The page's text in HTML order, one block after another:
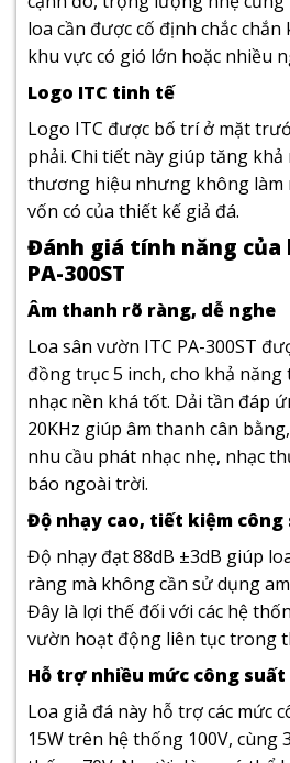
loa cần được cố định chắc
khu vực có gió lớn hoặc nhiều
Logo ITC tinh tế
Logo ITC được bố trí ở mặt
phải. Chi tiết này giúp tăng
thương hiệu nhưng không làm
vốn có của thiết kế giả đá.
Đánh giá tính năng của
PA-300ST
Âm thanh rõ ràng, dễ nghe
Loa sân vườn ITC PA-300ST
đồng trục 5 inch, cho khả
nhạc nền khá tốt. Dải tần đáp
20KHz giúp âm thanh cân
nhu cầu phát nhạc nhẹ, nhạc
báo ngoài trời.
Độ nhạy cao, tiết kiệm công
Độ nhạy đạt 88dB ±3dB giúp
ràng mà không cần sử dụng
Đây là lợi thế đối với các hệ
vườn hoạt động liên tục trong
Hỗ trợ nhiều mức công suất
Loa giả đá này hỗ trợ các mức
15W trên hệ thống 100V, cùng